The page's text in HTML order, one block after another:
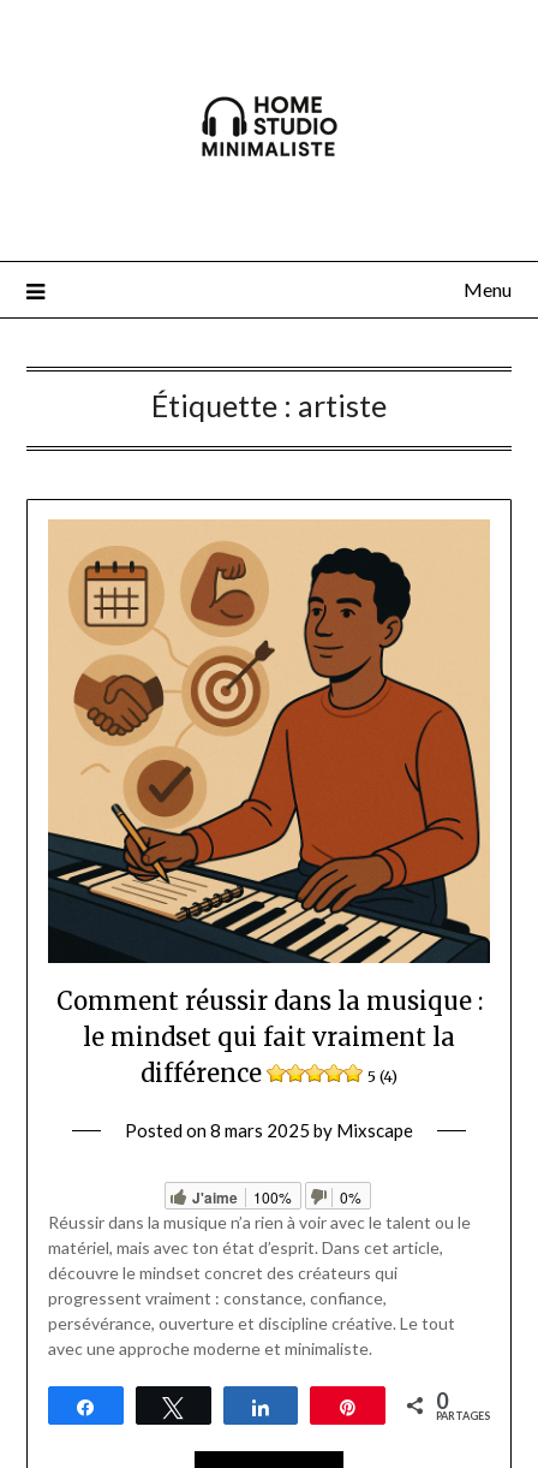
Menu
Étiquette : artiste
Comment réussir dans la musique :
le mindset qui fait vraiment la
différence
5 (4)
Posted on8 mars 2025 by Mixscape
J'aime 100%
0%
Réussir dans la musique n’a rien à voir avec le talent ou le
matériel, mais avec ton état d’esprit. Dans cet article,
découvre le mindset concret des créateurs qui
progressent vraiment : constance, confiance,
persévérance, ouverture et discipline créative. Le tout
avec une approche moderne et minimaliste.
Partagez Tweetez Partagez Épingle 0
PARTAGES